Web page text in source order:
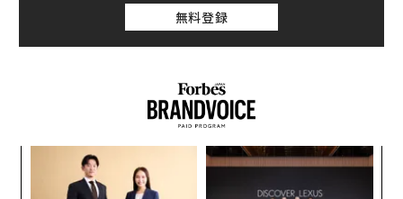
無料登録